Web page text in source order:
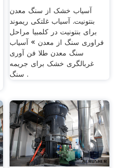
آسیاب خشک از سنگ معدن
بنتونیت. آسیاب غلتکی ریموند
برای بنتونیت در کلمبیا مراحل
فراوری سنگ از معدن » آسیاب
سنگ معدن طلا فن آوری
غربالگری خشک برای جریمه
سنگ .